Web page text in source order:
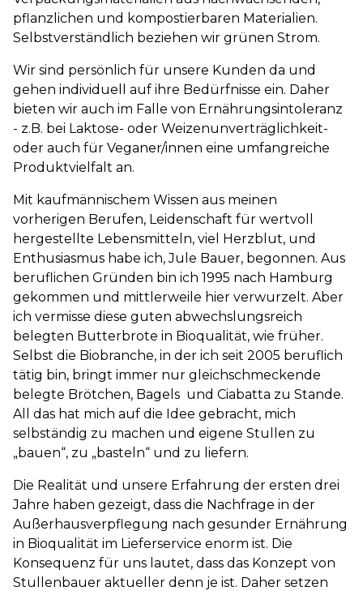
pflanzlichen und kompostierbaren Materialien.
Selbstverständlich beziehen wir grünen Strom.
Wir sind persönlich für unse re Kunden da und
gehen individuell auf ihre Bedürfnisse ein. Daher
bieten wir auch im Falle von Ernährungsintoleranz
- z.B. bei Laktose- oder Weizenunverträglichkeit-
oder auch für Veganer/innen eine umfangreiche
Produktvielfalt an.
Mit kaufmännischem Wissen aus meinen
vorherigen Berufen, Leidenschaft für wertvoll
hergestellte Lebensmitteln, viel Herzblut, und
Enthusiasmus habe ich, Jule Bauer, begonnen. Aus
beruflichen Gründen bin ich 1995 nach Hamburg
gekommen und mittlerweile hier verwurzelt. Aber
ich vermisse diese guten abwechslungsreich
belegten Butterbrote in Bioqualität, wie früher.
Selbst die Biobranche, in der ich seit 2005 beruflich
tätig bin, bringt immer nur gleichschmeckende
belegte Brötchen, Bagels und Ciabatta zu Stande.
All das hat mich auf die Idee gebracht, mich
selbständig zu machen und eigene Stullen zu
„bauen“, zu „basteln“ und zu liefern.
Die Realität und unsere Erfahrung der ersten drei
Jahre haben gezeigt, dass die Nachfrage in der
Außerhausverpflegung nach gesunder Ernährung
in Bioqualität im Lieferservice enorm ist. Die
Konsequenz für uns lautet, dass das Konzept von
Stullenbauer aktueller denn je ist. Daher setzen